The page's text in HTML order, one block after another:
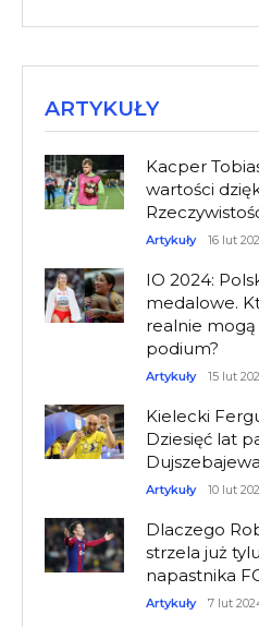
ARTYKUŁY
Kacper
wartości
Artykuły 16 lut
IO 2024:
medalowe.
realnie
podium?
Artykuły 15 lut
Kielecki
Dziesięć lat
Dujszebajewa
Artykuły 10 lut
Dlaczego
strzela już
napastnika
Artykuły 7 lut